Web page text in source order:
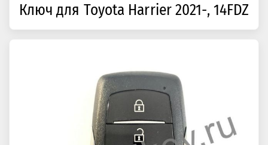
Ключ для Toyota Harrier 2021-, 14FDZ